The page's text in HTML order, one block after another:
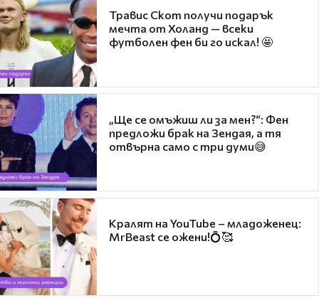
Травис Скот получи подарък
мечта от Холанд — всеки
футболен фен би го искал! 🤩
„Ще се омъжиш ли за мен?“: Фен
предложи брак на Зендая, а тя
отвърна само с три думи😅
Кралят на YouTube – младоженец:
MrBeast се ожени!💍🥰